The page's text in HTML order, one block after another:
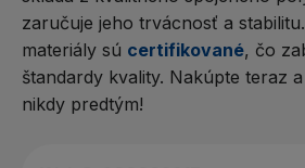
zaručuje jeho trvácnosť a
materiály sú certifikované, čo
štandardy kvality. Nakúpte teraz
nikdy predtým!